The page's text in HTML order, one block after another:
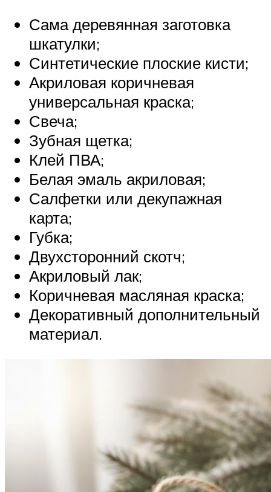
Сама деревянная заготовка
шкатулки;
Синтетические плоские кисти;
Акриловая коричневая
универсальная краска;
Свеча;
Зубная щетка;
Клей ПВА;
Белая эмаль акриловая;
Салфетки или декупажная
карта;
Губка;
Двухсторонний скотч;
Акриловый лак;
Коричневая масляная краска;
Декоративный дополнительный
материал.